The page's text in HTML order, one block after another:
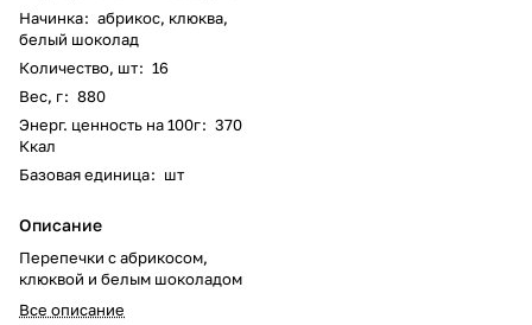
Начинка: абрикос, клюква,
белый шоколад
Количество, шт: 16
Вес, г: 880
Энерг. ценность на 100г: 370
Ккал
Базовая единица: шт
Описание
Перепечки с абрикосом,
клюквой и белым шоколадом
Все описание